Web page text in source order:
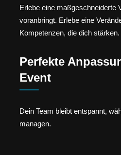
Erlebe eine maßgeschneiderte
voranbringt. Erlebe eine
Kompetenzen, die dich stärken.
Perfekte
Event
Dein Team bleibt entspannt,
managen.